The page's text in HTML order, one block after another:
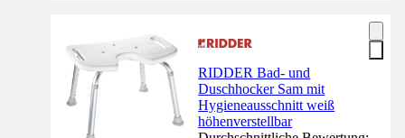
RIDDER Bad- und
Duschhocker Sam mit
Hygieneausschnitt weiß
höhenverstellbar